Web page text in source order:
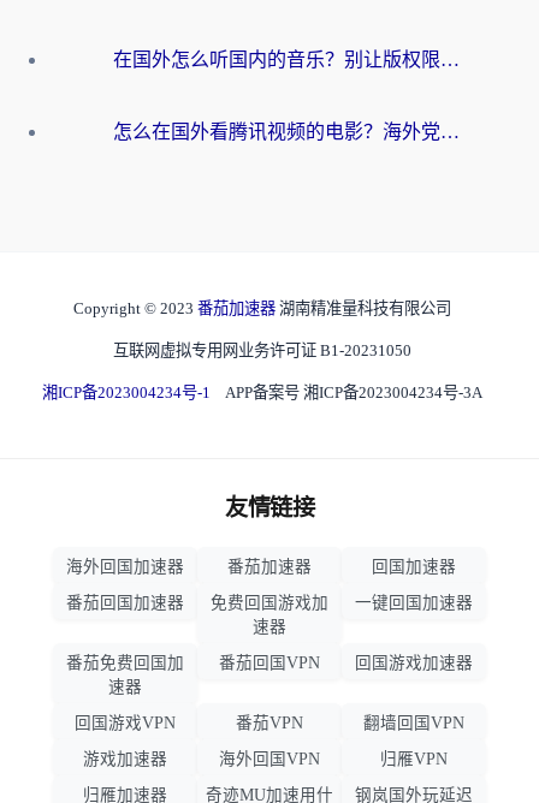
在国外怎么听国内的音乐？别让版权限制断了你的华语歌单
怎么在国外看腾讯视频的电影？海外党亲测有效的回国加速指南
Copyright © 2023 番茄加速器 湖南精准量科技有限公司
互联网虚拟专用网业务许可证 B1-20231050
湘ICP备2023004234号-1 APP备案号 湘ICP备2023004234号-3A
友情链接
海外回国加速器 番茄加速器
回国加速器
番茄回国加速器
免费回国游戏加
速器
一键回国加速器
番茄免费回国加
速器
番茄回国VPN 回国游戏加速器
回国游戏VPN 番茄VPN
翻墙回国VPN
游戏加速器
海外回国VPN
归雁VPN
归雁加速器
奇迹MU加速用什 钢岚国外玩延迟